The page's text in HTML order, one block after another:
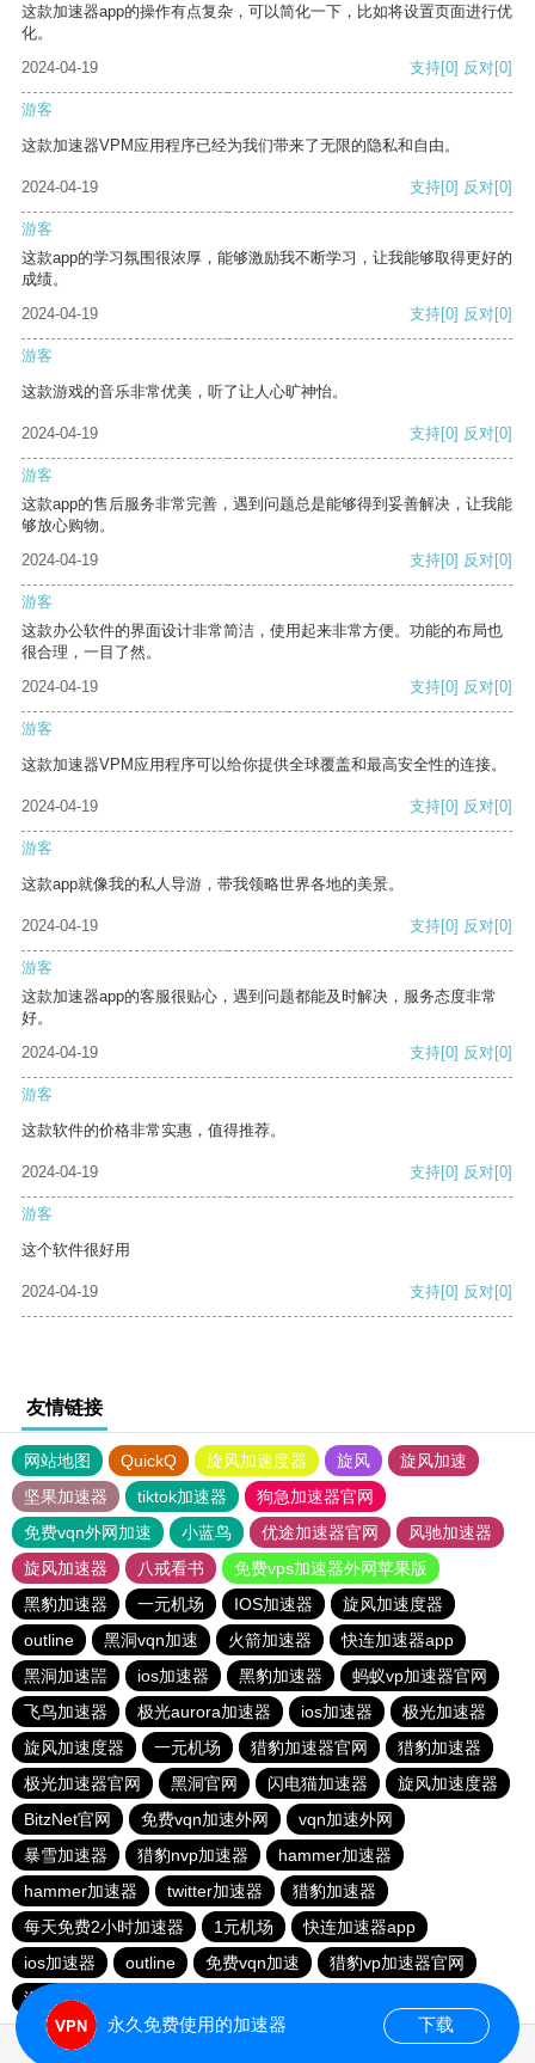
这款加速器app的操作有点复杂，可以简化一下，比如将设置页面进行优
化。
2024-04-19
支持[0] 反对[0]
游客
这款加速器VPM应用程序已经为我们带来了无限的隐私和自由。
2024-04-19 支持[0] 反对[0]
游客
这款app的学习氛围很浓厚，能够激励我不断学习，让我能够取得更好的
成绩。
2024-04-19
支持[0] 反对[0]
游客
这款游戏的音乐非常优美，听了让人心旷神怡。
2024-04-19 支持[0] 反对[0]
游客
这款app的售后服务非常完善，遇到问题总是能够得到妥善解决，让我能
够放心购物。
2024-04-19
支持[0] 反对[0]
游客
这款办公软件的界面设计非常简洁，使用起来非常方便。功能的布局也
很合理，一目了然。
2024-04-19
支持[0] 反对[0]
游客
这款加速器VPM应用程序可以给你提供全球覆盖和最高安全性的连接。
2024-04-19 支持[0] 反对[0]
游客
这款app就像我的私人导游，带我领略世界各地的美景。
2024-04-19 支持[0] 反对[0]
游客
这款加速器app的客服很贴心，遇到问题都能及时解决，服务态度非常
好。
2024-04-19
支持[0] 反对[0]
游客
这款软件的价格非常实惠，值得推荐。
2024-04-19 支持[0] 反对[0]
游客
这个软件很好用
2024-04-19 支持[0] 反对[0]
友情链接
网站地图 QuickQ 旋风加速度器 旋风
旋风加速
坚果加速器
tiktok加速器
狗急加速器官网
免费vqn外网加速
小蓝鸟 优途加速器官网
风驰加速器
旋风加速器
八戒看书
免费vps加速器外网苹果版
黑豹加速器
一元机场 IOS加速器
旋风加速度器
outline
黑洞vqn加速 火箭加速器
快连加速器app
黑洞加速噐
ios加速器 黑豹加速器
蚂蚁vp加速器官网
飞鸟加速器
极光aurora加速器 ios加速器
极光加速器
旋风加速度器
一元机场 猎豹加速器官网
猎豹加速器
极光加速器官网
黑洞官网 闪电猫加速器
旋风加速度器
BitzNet官网
免费vqn加速外网
vqn加速外网
暴雪加速器
猎豹nvp加速器
hammer加速器
hammer加速器
twitter加速器
猎豹加速器
每天免费2小时加速器
1元机场
快连加速器app
ios加速器
outline 免费vqn加速
猎豹vp加速器官网
海鸥加速器
永久免费使用的加速器 下载